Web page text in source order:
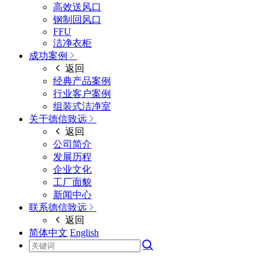
高效送风口
钢制回风口
FFU
洁净衣柜
成功案例
返回
经典产品案例
行业客户案例
组装式洁净室
关于德信致远
返回
公司简介
发展历程
企业文化
工厂面貌
新闻中心
联系德信致远
返回
简体中文 English